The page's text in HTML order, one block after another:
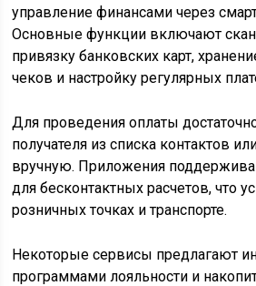
управление финансами через
Основные функции включают
привязку банковских карт,
чеков и настройку регулярных
Для проведения оплаты
получателя из списка контактов
вручную. Приложения
для бесконтактных расчетов, что
розничных точках и транспорте.
Некоторые сервисы предлагают
программами лояльности и